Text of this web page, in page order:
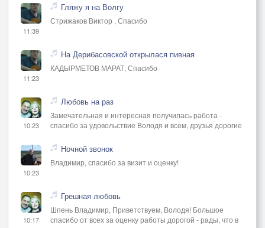
11:39
Гляжу я на Волгу
Стрижаков Виктор , Спасибо
11:23
На Дерибасовской открылася пивная
КАДЫРМЕТОВ МАРАТ, Спасибо
10:23
Любовь на раз
Замечательная и интересная получилась работа -
спасибо за удовольствие Володя и всем, друзья дорогие
10:23
Ночной звонок
Владимир, спасибо за визит и оценку!
10:17
Грешная любовь
Шпень Владимир, Приветствуем, Володя! Большое
спасибо от всех за оценку работы дорогой - рады, что в